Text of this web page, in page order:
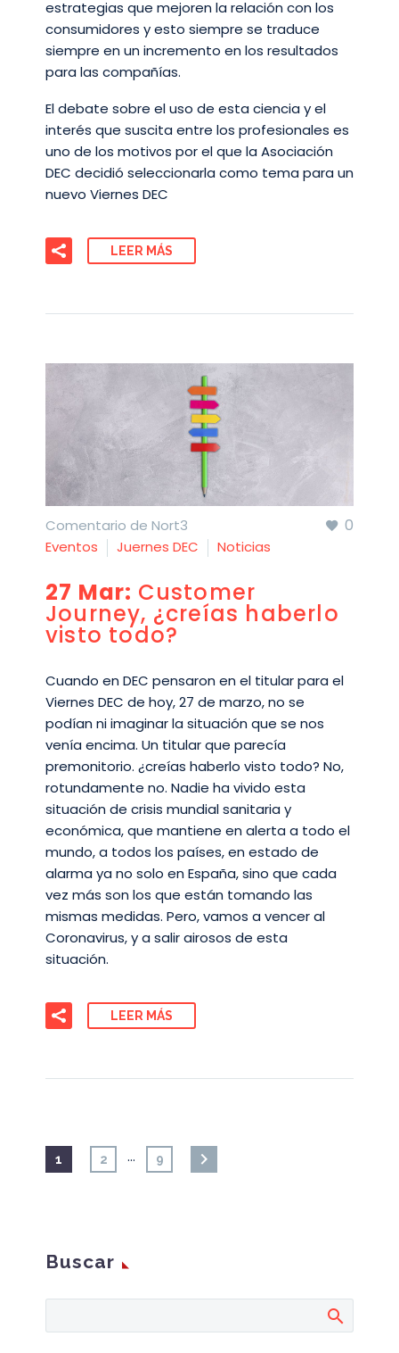
estrategias que mejoren la relación con los
consumidores y esto siempre se traduce
siempre en un incremento en los resultados
para las compañías.
El debate sobre el uso de esta ciencia y el
interés que suscita entre los profesionales es
uno de los motivos por el que la Asociación
DEC decidió seleccionarla como tema para un
nuevo Viernes DEC
LEER MÁS
0
Comentario de Nort3
Eventos
Juernes DEC Noticias
27 Mar: Customer
Journey, ¿creías haberlo
visto todo?
Cuando en DEC pensaron en el titular para el
Viernes DEC de hoy, 27 de marzo, no se
podían ni imaginar la situación que se nos
venía encima. Un titular que parecía
premonitorio. ¿creías haberlo visto todo? No,
rotundamente no. Nadie ha vivido esta
situación de crisis mundial sanitaria y
económica, que mantiene en alerta a todo el
mundo, a todos los países, en estado de
alarma ya no solo en España, sino que cada
vez más son los que están tomando las
mismas medidas. Pero, vamos a vencer al
Coronavirus, y a salir airosos de esta
situación.
LEER MÁS
1 2 … 9
Buscar